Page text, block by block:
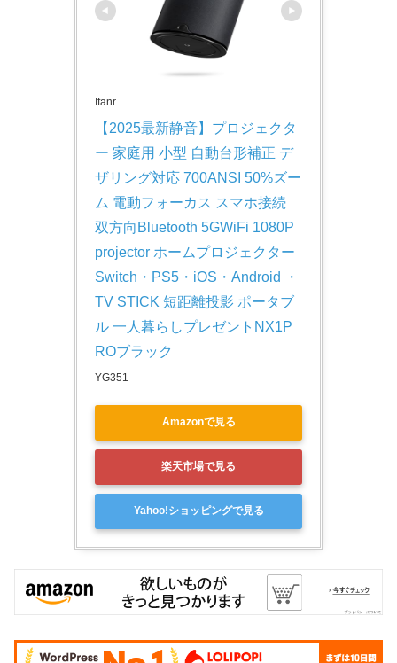
Ifanr
【2025最新静音】プロジェクタ
ー 家庭用 小型 自動台形補正 デ
ザリング対応 700ANSI 50%ズー
ム 電動フォーカス スマホ接続
双方向Bluetooth 5GWiFi 1080P
projector ホームプロジェクター
Switch・PS5・iOS・Android ・
TV STICK 短距離投影 ポータブ
ル 一人暮らしプレゼントNX1P
ROブラック
YG351
Amazonで見る
楽天市場で見る
Yahoo!ショッピングで見る